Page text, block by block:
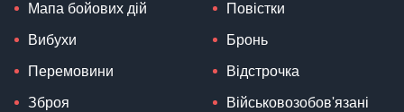
Мапа бойових дій
Вибухи
Перемовини
Зброя
Повістки
Бронь
Відстрочка
Військовозобов'язані